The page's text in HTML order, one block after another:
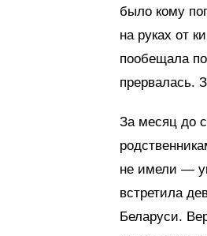
было кому
на руках от
пообещала
прервалась.
За месяц до
не имели —
встретила
Беларуси.